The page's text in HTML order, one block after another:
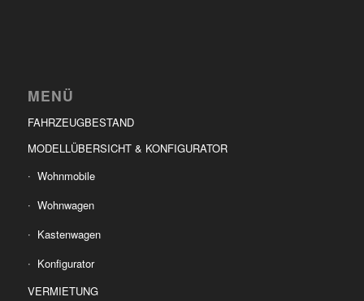
MENÜ
FAHRZEUGBESTAND
MODELLÜBERSICHT & KONFIGURATOR
Wohnmobile
Wohnwagen
Kastenwagen
Konfigurator
VERMIETUNG